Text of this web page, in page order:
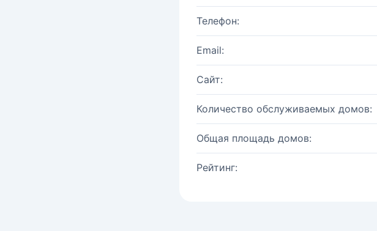
Телефон:
Email:
Сайт:
Количество обслуживаемых домов:
Общая площадь домов:
Рейтинг: